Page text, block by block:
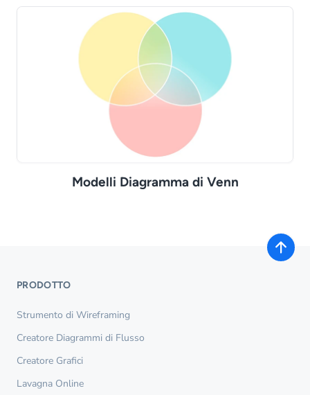
Modelli Diagramma di Venn
PRODOTTO
Strumento di Wireframing
Creatore Diagrammi di Flusso
Creatore Grafici
Lavagna Online